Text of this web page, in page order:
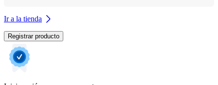
Ir a la tienda
Registrar producto